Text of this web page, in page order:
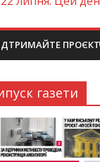
ПРОЄКТ
газети